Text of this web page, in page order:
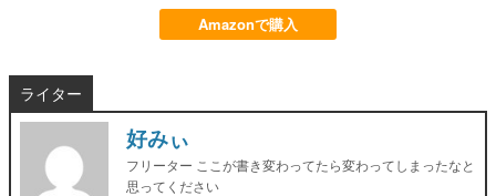
Amazonで購入
ライター
好みぃ
フリーター ここが書き変わってたら変わってしまったなと
思ってください